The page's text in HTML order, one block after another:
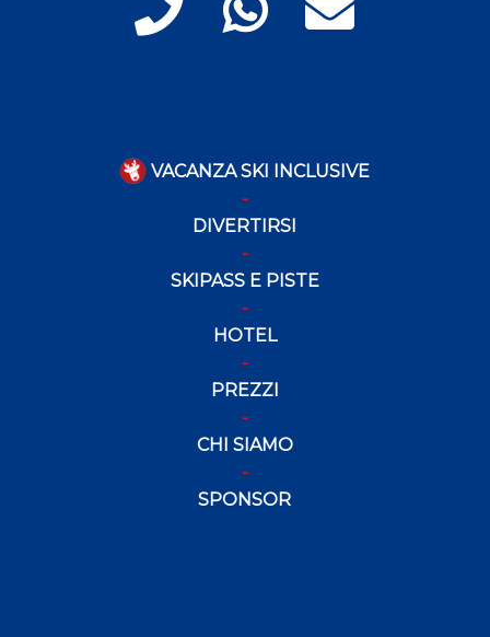
VACANZA SKI INCLUSIVE
DIVERTIRSI
SKIPASS E PISTE
HOTEL
PREZZI
CHI SIAMO
SPONSOR